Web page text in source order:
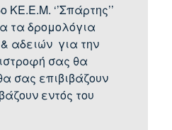
ΚΕ.Ε.Μ. ‘’Σπάρτης’’
τα δρομολόγια
αδειών για την
σας θα
σας επιβιβάζουν
εντός του